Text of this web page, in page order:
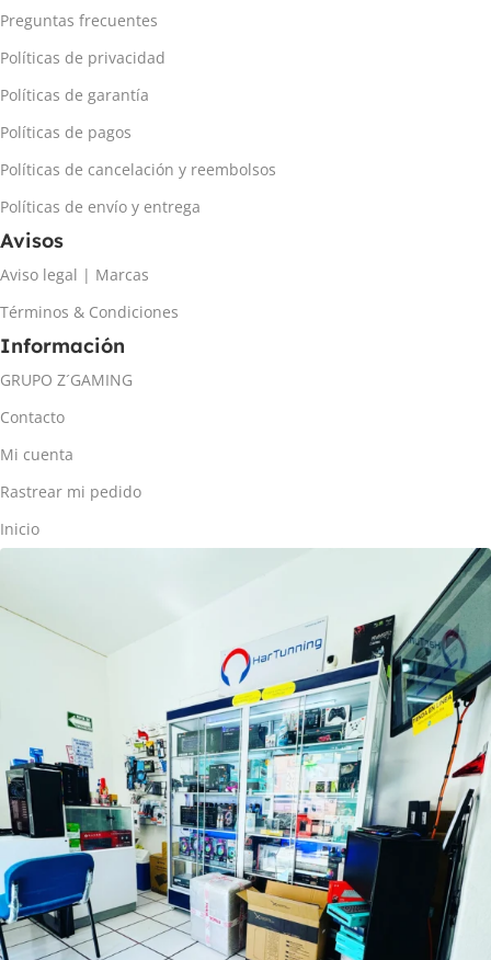
Preguntas frecuentes
Políticas de privacidad
Políticas de garantía
Políticas de pagos
Políticas de cancelación y reembolsos
Políticas de envío y entrega
Avisos
Aviso legal | Marcas
Términos & Condiciones
Información
GRUPO Z´GAMING
Contacto
Mi cuenta
Rastrear mi pedido
Inicio